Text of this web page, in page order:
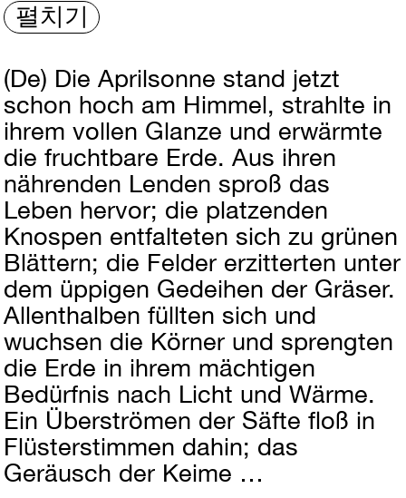
펼치기
(De) Die Aprilsonne stand jetzt
schon hoch am Himmel, strahlte in
ihrem vollen Glanze und erwärmte
die fruchtbare Erde. Aus ihren
nährenden Lenden sproß das
Leben hervor; die platzenden
Knospen entfalteten sich zu grünen
Blättern; die Felder erzitterten unter
dem üppigen Gedeihen der Gräser.
Allenthalben füllten sich und
wuchsen die Körner und sprengten
die Erde in ihrem mächtigen
Bedürfnis nach Licht und Wärme.
Ein Überströmen der Säfte floß in
Flüsterstimmen dahin; das
Geräusch der Keime …